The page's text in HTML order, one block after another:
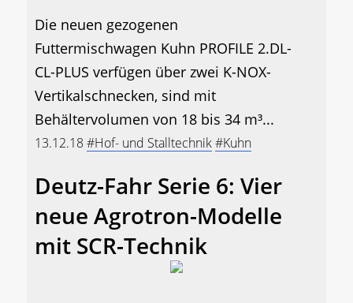
Die neuen gezogenen
Futtermischwagen Kuhn PROFILE 2.DL-
CL-PLUS verfügen über zwei K-NOX-
Vertikalschnecken, sind mit
Behältervolumen von 18 bis 34 m³...
13.12.18#Hof- und Stalltechnik#Kuhn
Deutz-Fahr Serie 6: Vier
neue Agrotron-Modelle
mit SCR-Technik